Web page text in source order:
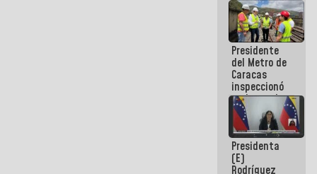
Dinorah
Figuera y
acuerdan
primer
encuentro
presencial
para el
diálogo
Presidente
del Metro de
Caracas
inspeccionó
trabajos de
rehabilitación
y
modernización
de la vía
férrea
Presidenta
(E)
Rodríguez